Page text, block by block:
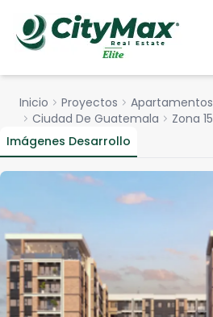
Inicio chevron_right Proyectos chevron_right Apartamentos
chevron_right Ciudad De Guatemala chevron_right Zona 15
Imágenes Desarrollo